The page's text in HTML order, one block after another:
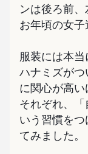
ンは後ろ前
お年頃の女子
服装には本
ハナミズが
に関心が高い
それぞれ、
いう習慣を
てみました。